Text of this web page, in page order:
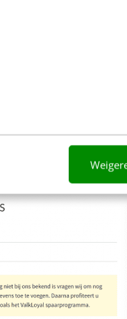
Tot we –
Dit bleek
een significante